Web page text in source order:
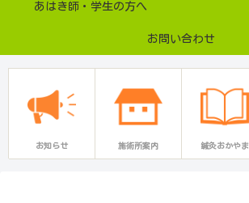
あはき師・学生の方へ
お問い合わせ
お知らせ 施術所案内 鍼灸おかやま